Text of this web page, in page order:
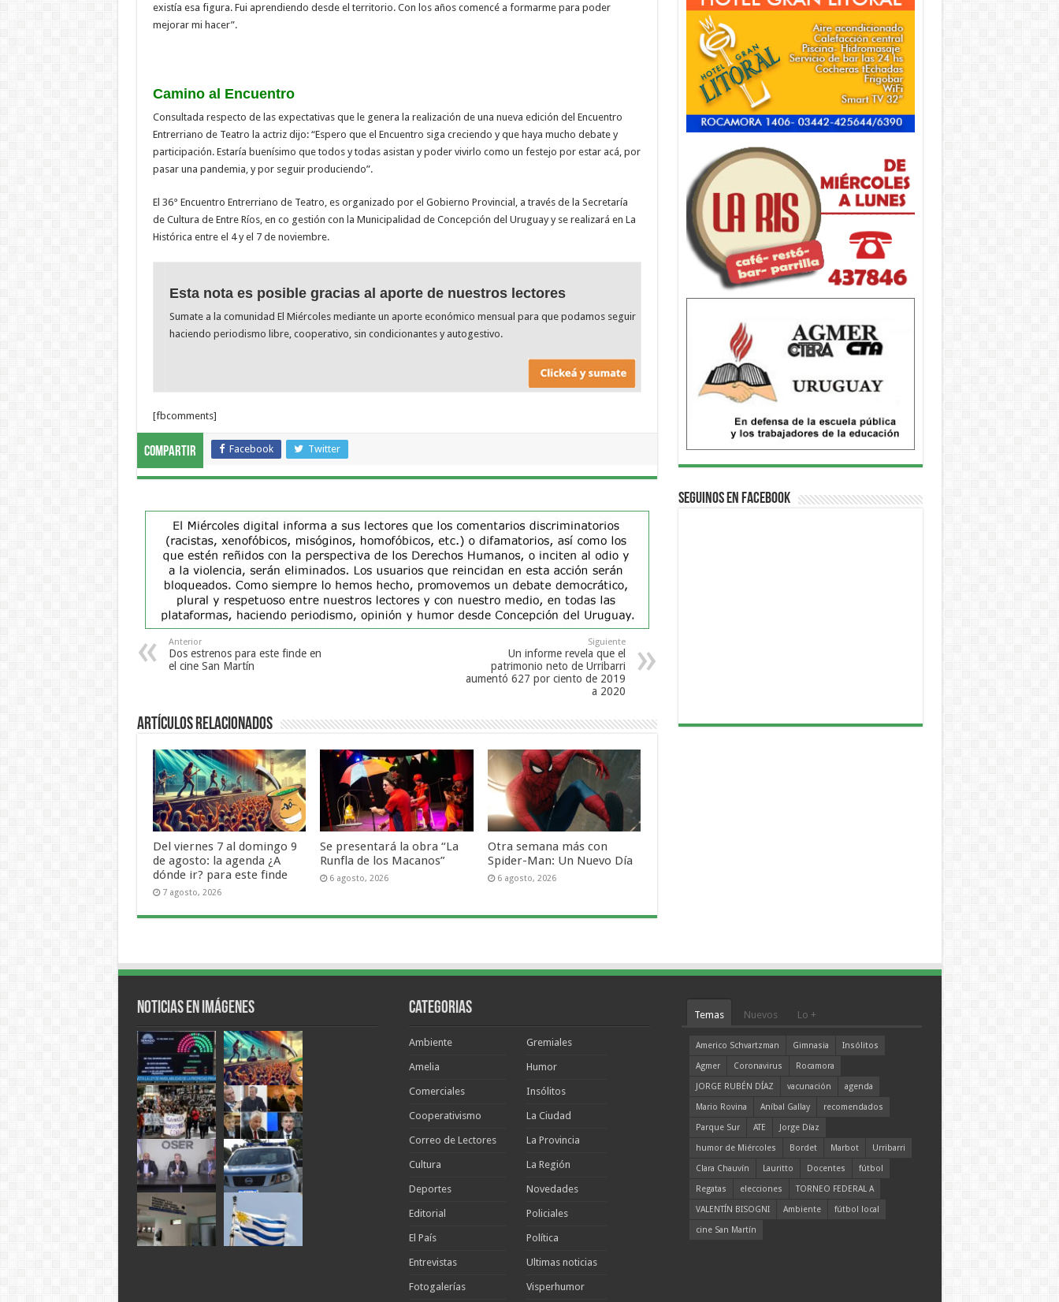
existía esa figura. Fui aprendiendo desde el territorio. Con los años comencé a formarme para poder
mejorar mi hacer”.
Camino al Encuentro
Consultada respecto de las expectativas que le genera la realización de una nueva edición del Encuentro
Entrerriano de Teatro la actriz dijo: “Espero que el Encuentro siga creciendo y que haya mucho debate y
participación. Estaría buenísimo que todos y todas asistan y poder vivirlo como un festejo por estar acá, por
pasar una pandemia, y por seguir produciendo”.
El 36° Encuentro Entrerriano de Teatro, es organizado por el Gobierno Provincial, a través de la Secretaría
de Cultura de Entre Ríos, en co gestión con la Municipalidad de Concepción del Uruguay y se realizará en La
Histórica entre el 4 y el 7 de noviembre.
Esta nota es posible gracias al aporte de nuestros lectores
Sumate a la comunidad El Miércoles mediante un aporte económico mensual para que podamos seguir
haciendo periodismo libre, cooperativo, sin condicionantes y autogestivo.
[fbcomments]
Compartir Facebook Twitter
Anterior
Dos estrenos para este finde en
el cine San Martín
Siguiente
Un informe revela que el
patrimonio neto de Urribarri
aumentó 627 por ciento de 2019
a 2020
Artículos Relacionados
Del viernes 7 al domingo 9
de agosto: la agenda ¿A
dónde ir? para este finde
7 agosto, 2026
Se presentará la obra “La
Runfla de los Macanos”
6 agosto, 2026
Otra semana más con
Spider-Man: Un Nuevo Día
6 agosto, 2026
Seguinos en Facebook
Noticias en Imágenes Categorias
Ambiente
Amelia
Comerciales
Cooperativismo
Correo de Lectores
Cultura
Deportes
Editorial
El País
Entrevistas
Fotogalerías
Gremiales
Humor
Insólitos
La Ciudad
La Provincia
La Región
Novedades
Policiales
Política
Ultimas noticias
Visperhumor
Temas Nuevos Lo +
Americo Schvartzman Gimnasia
Insólitos
Agmer
Coronavirus
Rocamora
JORGE RUBÉN DÍAZ
vacunación
agenda
Mario Rovina
Aníbal Gallay
recomendados
Parque Sur
ATE
Jorge Díaz
humor de Miércoles
Bordet Marbot
Urribarri
Clara Chauvín
Lauritto Docentes
fútbol
Regatas
elecciones
TORNEO FEDERAL A
VALENTÍN BISOGNI
Ambiente
fútbol local
cine San Martín